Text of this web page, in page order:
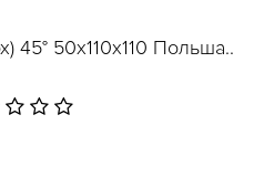
45° 50х110х110 Польша..